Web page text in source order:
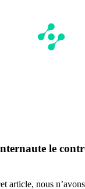
le
article, nous